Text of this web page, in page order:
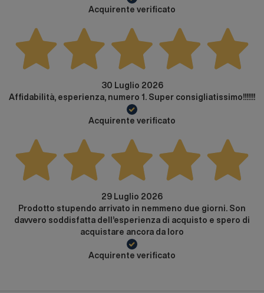
Acquirente verificato
30 Luglio 2026
Affidabilità, esperienza, numero 1. Super consigliatissimo!!!!!!!
Acquirente verificato
29 Luglio 2026
Prodotto stupendo arrivato in nemmeno due giorni. Son
davvero soddisfatta dell’esperienza di acquisto e spero di
acquistare ancora da loro
Acquirente verificato